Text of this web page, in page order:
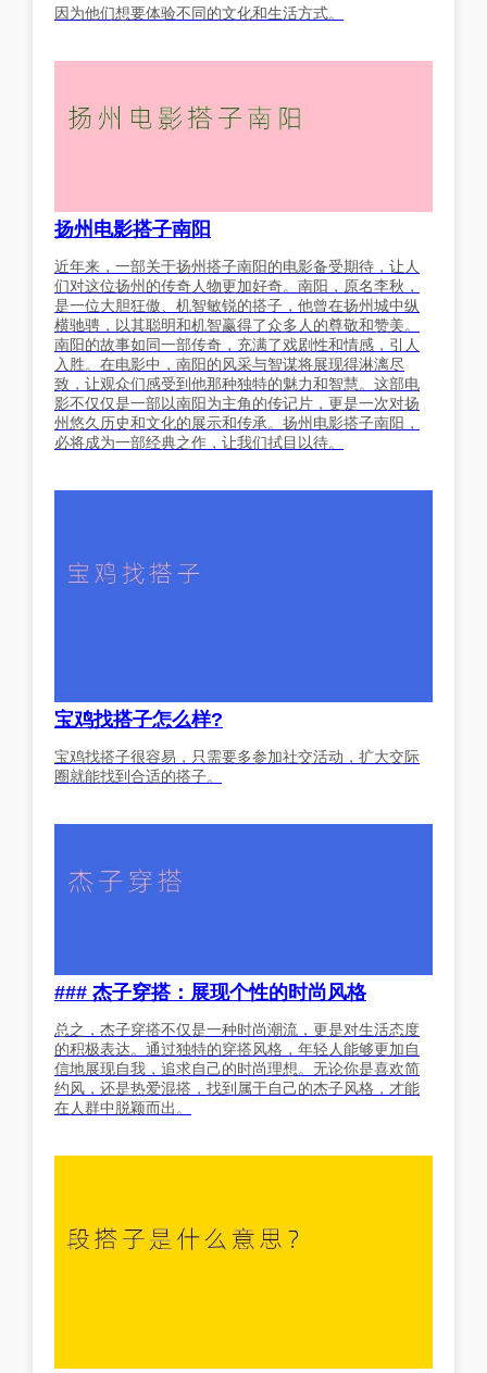
因为他们想要体验不同的文化和生活方式。
扬州电影搭子南阳
近年来，一部关于扬州搭子南阳的电影备受期待，让人
们对这位扬州的传奇人物更加好奇。南阳，原名李秋，
是一位大胆狂傲、机智敏锐的搭子，他曾在扬州城中纵
横驰骋，以其聪明和机智赢得了众多人的尊敬和赞美。
南阳的故事如同一部传奇，充满了戏剧性和情感，引人
入胜。在电影中，南阳的风采与智谋将展现得淋漓尽
致，让观众们感受到他那种独特的魅力和智慧。这部电
影不仅仅是一部以南阳为主角的传记片，更是一次对扬
州悠久历史和文化的展示和传承。扬州电影搭子南阳，
必将成为一部经典之作，让我们拭目以待。
宝鸡找搭子怎么样?
宝鸡找搭子很容易，只需要多参加社交活动，扩大交际
圈就能找到合适的搭子。
### 杰子穿搭：展现个性的时尚风格
总之，杰子穿搭不仅是一种时尚潮流，更是对生活态度
的积极表达。通过独特的穿搭风格，年轻人能够更加自
信地展现自我，追求自己的时尚理想。无论你是喜欢简
约风，还是热爱混搭，找到属于自己的杰子风格，才能
在人群中脱颖而出。